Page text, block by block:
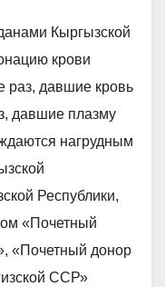
Кыргызской
крови
раз, давшие кровь
давшие плазму
нагрудным
Республики,
«Почетный
«Почетный донор
ССР»